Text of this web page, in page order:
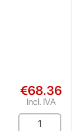
€68.36
Incl. IVA